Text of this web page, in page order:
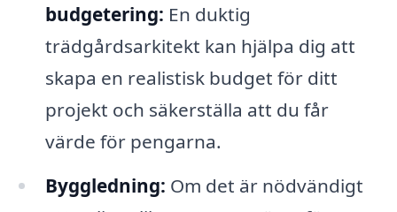
budgetering: En duktig
trädgårdsarkitekt kan hjälpa dig att
skapa en realistisk budget för ditt
projekt och säkerställa att du får
värde för pengarna.
Byggledning: Om det är nödvändigt